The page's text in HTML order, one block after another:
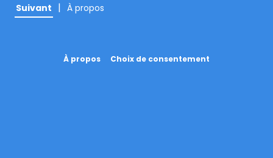
Suivant | À propos
À propos Choix de consentement